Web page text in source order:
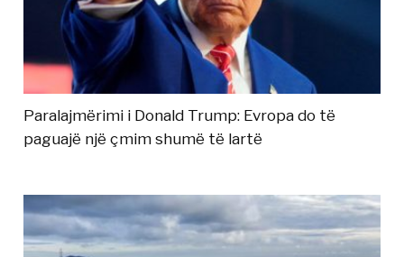
Paralajmërimi i Donald Trump: Evropa do të
paguajë një çmim shumë të lartë